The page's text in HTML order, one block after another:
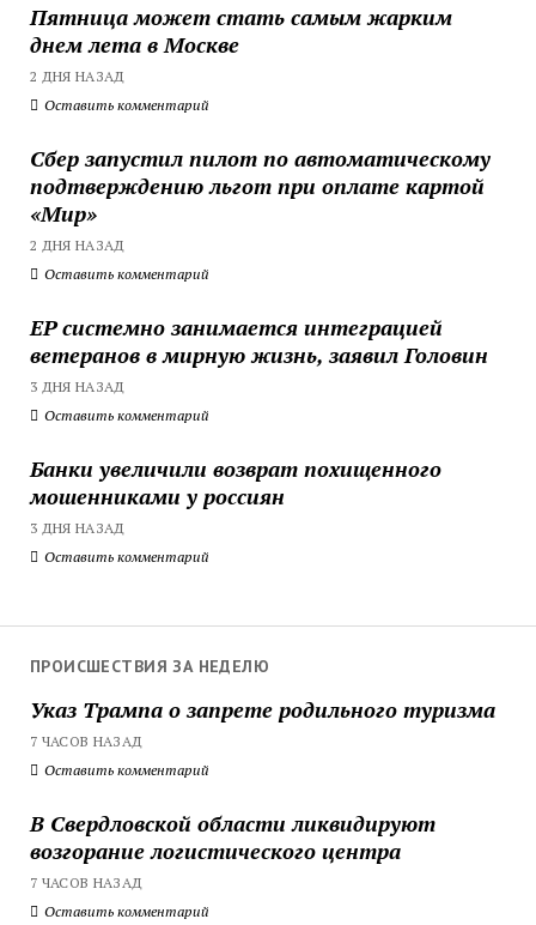
Пятница может стать самым жарким
днем лета в Москве
2 ДНЯ НАЗАД
Оставить комментарий
Сбер запустил пилот по автоматическому
подтверждению льгот при оплате картой
«Мир»
2 ДНЯ НАЗАД
Оставить комментарий
ЕР системно занимается интеграцией
ветеранов в мирную жизнь, заявил Головин
3 ДНЯ НАЗАД
Оставить комментарий
Банки увеличили возврат похищенного
мошенниками у россиян
3 ДНЯ НАЗАД
Оставить комментарий
ПРОИСШЕСТВИЯ ЗА НЕДЕЛЮ
Указ Трампа о запрете родильного туризма
7 ЧАСОВ НАЗАД
Оставить комментарий
В Свердловской области ликвидируют
возгорание логистического центра
7 ЧАСОВ НАЗАД
Оставить комментарий